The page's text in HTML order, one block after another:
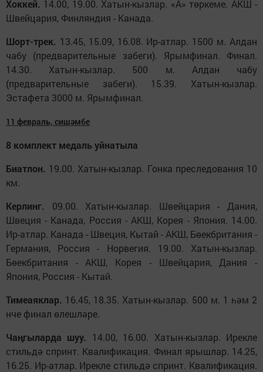
Хоккей. 14.00, 19.00. Хатын-кызлар. «А» төркеме. АКШ -
Швейцария, Финляндия - Канада.
Шорт-трек. 13.45, 15.09, 16.08. Ир-атлар. 1500 м. Алдан
чабу (предварительные забеги). Ярымфинал. Финал.
14.30. Хатын-кызлар. 500 м. Алдан чабу
(предварительные забеги). 15.39. Хатын-кызлар.
Эстафета 3000 м. Ярымфинал.
11 февраль, сишәмбе
8 комплект медальуйнатыла
Биатлон. 19.00. Хатын-кызлар. Гонка преследования 10
км.
Керлинг. 09.00. Хатын-кызлар. Швейцария - Дания,
Швеция - Канада, Россия - АКШ, Корея - Япония. 14.00.
Ир-атлар. Канада - Швеция, Кытай - АКШ, Бөекбритания -
Германия, Россия - Норвегия. 19.00. Хатын-кызлар.
Бөекбритания - АКШ, Корея - Швейцария, Дания -
Япония, Россия - Кытай.
Тимеаяклар. 16.45, 18.35. Хатын-кызлар. 500 м. 1 һәм 2
нче финал өлешләре.
Чаңгыларда шуу. 14.00, 16.00. Хатын-кызлар. Ирекле
стильдә спринт. Квалификация. Финал ярышлар. 14.25,
16.25. Ир-атлар. Ирекле стильдә спринт. Квалификация.